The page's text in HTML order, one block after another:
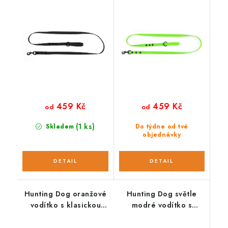
Skladem (1 ks)
od 459 Kč
Do týdne od tvé
objednávky
od 459 Kč
Hunting Dog oranžové
vodítko s klasickou
Hunting Dog světle
modré vodítko s